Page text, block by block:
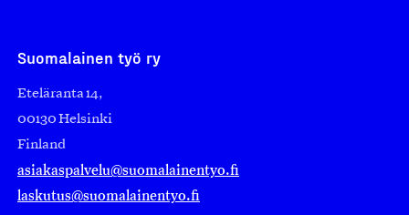
Suomalainen työ ry
Eteläranta 14,
00130 Helsinki
Finland
asiakaspalvelu@suomalainentyo.fi
laskutus@suomalainentyo.fi